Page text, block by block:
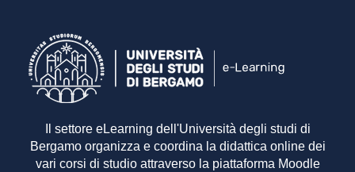
Il settore eLearning dell'Università degli studi di
Bergamo organizza e coordina la didattica online dei
vari corsi di studio attraverso la piattaforma Moodle